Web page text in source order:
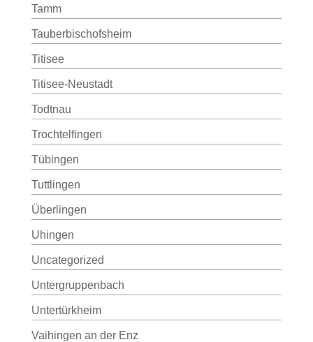
Tamm
Tauberbischofsheim
Titisee
Titisee-Neustadt
Todtnau
Trochtelfingen
Tübingen
Tuttlingen
Überlingen
Uhingen
Uncategorized
Untergruppenbach
Untertürkheim
Vaihingen an der Enz